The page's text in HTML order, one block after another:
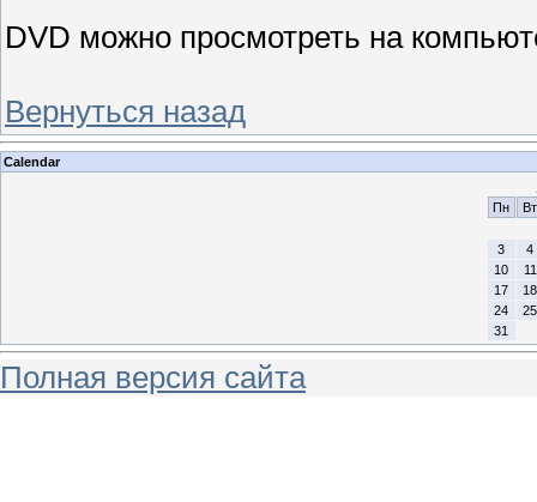
DVD можно просмотреть на
Вернуться назад
Calendar
Пн
Вт
3
4
10
11
17
18
24
25
31
Полная версия сайта